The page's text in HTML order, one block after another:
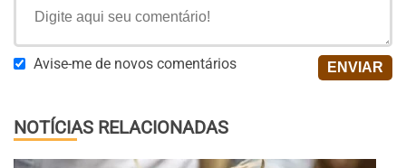
Avise-me de novos comentários
NOTÍCIAS RELACIONADAS